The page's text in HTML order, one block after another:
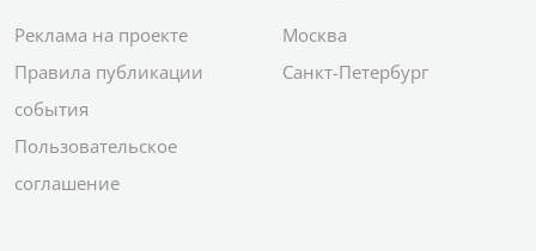
Реклама на проекте
Правила публикации
события
Пользовательское
соглашение
Москва
Санкт-Петербург